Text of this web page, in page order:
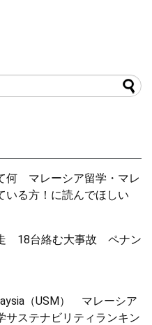
何 マレーシア留学・マレ
いる方！に読んでほしい
18台絡む大事故 ペナン
（USM） マレーシア
ステナビリティランキン